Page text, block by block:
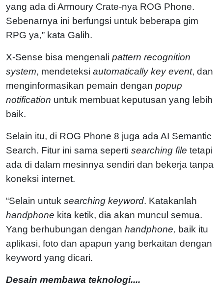
yang ada di Armoury Crate-nya ROG Phone.
Sebenarnya ini berfungsi untuk beberapa gim
RPG ya,” kata Galih.
X-Sense bisa mengenali pattern recognition
system, mendeteksi automatically key event, dan
menginformasikan pemain dengan popup
notification untuk membuat keputusan yang lebih
baik.
Selain itu, di ROG Phone 8 juga ada AI Semantic
Search. Fitur ini sama seperti searching file tetapi
ada di dalam mesinnya sendiri dan bekerja tanpa
koneksi internet.
“Selain untuk searching keyword. Katakanlah
handphone kita ketik, dia akan muncul semua.
Yang berhubungan dengan handphone, baik itu
aplikasi, foto dan apapun yang berkaitan dengan
keyword yang dicari.
Desain membawa teknologi....